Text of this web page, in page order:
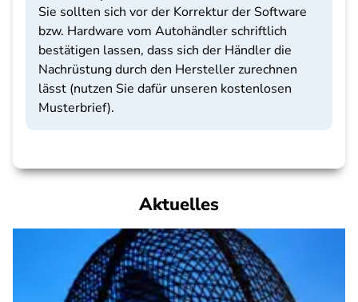
Sie sollten sich vor der Korrektur der Software
bzw. Hardware vom Autohändler schriftlich
bestätigen lassen, dass sich der Händler die
Nachrüstung durch den Hersteller zurechnen
lässt (nutzen Sie dafür unseren kostenlosen
Musterbrief).
Aktuelles